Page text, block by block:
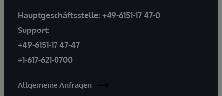
Hauptgeschäftsstelle: +49-6151-17 47-0
Support:
+49-6151-17 47-47
+1-617-621-0700
Allgemeine Anfragen